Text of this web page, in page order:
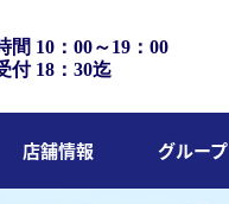
間 10：00～19：00
付 18：30迄
店舗情報 グループ